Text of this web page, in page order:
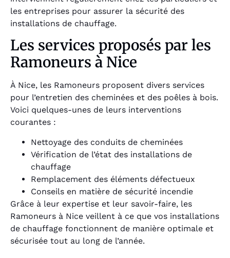
les entreprises pour assurer la sécurité des
installations de chauffage.
Les services proposés par les
Ramoneurs à Nice
À Nice, les Ramoneurs proposent divers services
pour l’entretien des cheminées et des poêles à bois.
Voici quelques-unes de leurs interventions
courantes :
Nettoyage des conduits de cheminées
Vérification de l’état des installations de
chauffage
Remplacement des éléments défectueux
Conseils en matière de sécurité incendie
Grâce à leur expertise et leur savoir-faire, les
Ramoneurs à Nice veillent à ce que vos installations
de chauffage fonctionnent de manière optimale et
sécurisée tout au long de l’année.